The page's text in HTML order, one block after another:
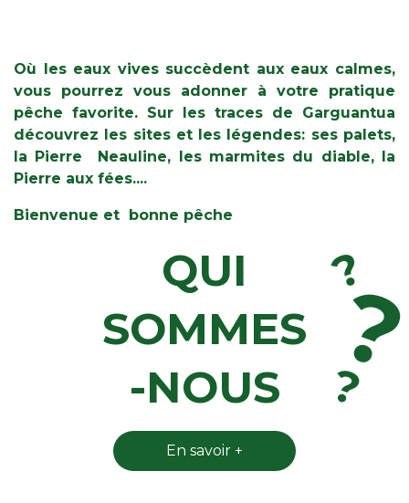
Où les eaux vives succèdent aux eaux calmes,
vous pourrez vous adonner à votre pratique
pêche favorite. Sur les traces de Garguantua
découvrez les sites et les légendes: ses palets,
la Pierre Neauline, les marmites du diable, la
Pierre aux fées....
Bienvenue et bonne pêche
QUI
SOMMES
-NOUS
?
?
En savoir +